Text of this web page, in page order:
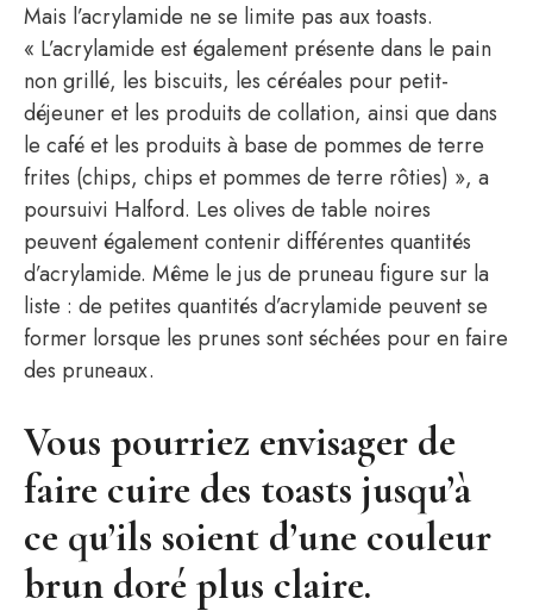
Mais l’acrylamide ne se limite pas aux toasts.
« L’acrylamide est également présente dans le pain
non grillé, les biscuits, les céréales pour petit-
déjeuner et les produits de collation, ainsi que dans
le café et les produits à base de pommes de terre
frites (chips, chips et pommes de terre rôties) », a
poursuivi Halford. Les olives de table noires
peuvent également contenir différentes quantités
d’acrylamide. Même le jus de pruneau figure sur la
liste : de petites quantités d’acrylamide peuvent se
former lorsque les prunes sont séchées pour en faire
des pruneaux.
Vous pourriez envisager de
faire cuire des toasts jusqu’à
ce qu’ils soient d’une couleur
brun doré plus claire.